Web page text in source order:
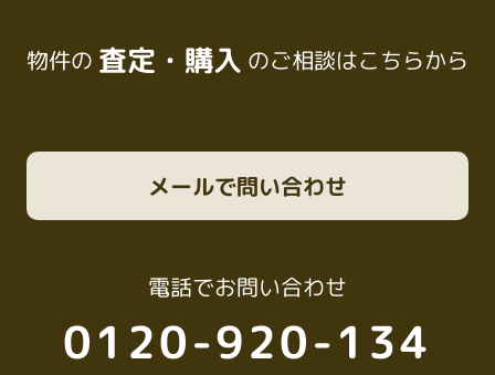
物件の 査定・購入 のご相談はこちらから
電話でお問い合わせ
0120-920-134
メールで問い合わせ